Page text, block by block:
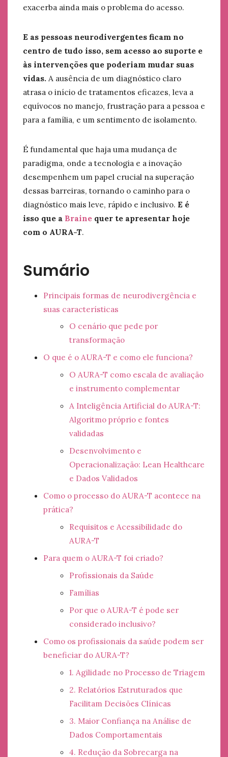
exacerba ainda mais o problema do acesso.
E as pessoas neurodivergentes ficam no
centro de tudo isso, sem acesso ao suporte e
às intervenções que poderiam mudar suas
vidas. A ausência de um diagnóstico claro
atrasa o início de tratamentos eficazes, leva a
equívocos no manejo, frustração para a pessoa e
para a família, e um sentimento de isolamento.
É fundamental que haja uma mudança de
paradigma, onde a tecnologia e a inovação
desempenhem um papel crucial na superação
dessas barreiras, tornando o caminho para o
diagnóstico mais leve, rápido e inclusivo. E é
isso que a Braine quer te apresentar hoje
com o AURA-T.
Sumário
Principais formas de neurodivergência e
suas características
O cenário que pede por
transformação
O que é o AURA-T e como ele funciona?
O AURA-T como escala de avaliação
e instrumento complementar
A Inteligência Artificial do AURA-T:
Algoritmo próprio e fontes
validadas
Desenvolvimento e
Operacionalização: Lean Healthcare
e Dados Validados
Como o processo do AURA-T acontece na
prática?
Requisitos e Acessibilidade do
AURA-T
Para quem o AURA-T foi criado?
Profissionais da Saúde
Famílias
Por que o AURA-T é pode ser
considerado inclusivo?
Como os profissionais da saúde podem ser
beneficiar do AURA-T?
1. Agilidade no Processo de Triagem
2. Relatórios Estruturados que
Facilitam Decisões Clínicas
3. Maior Confiança na Análise de
Dados Comportamentais
4. Redução da Sobrecarga na